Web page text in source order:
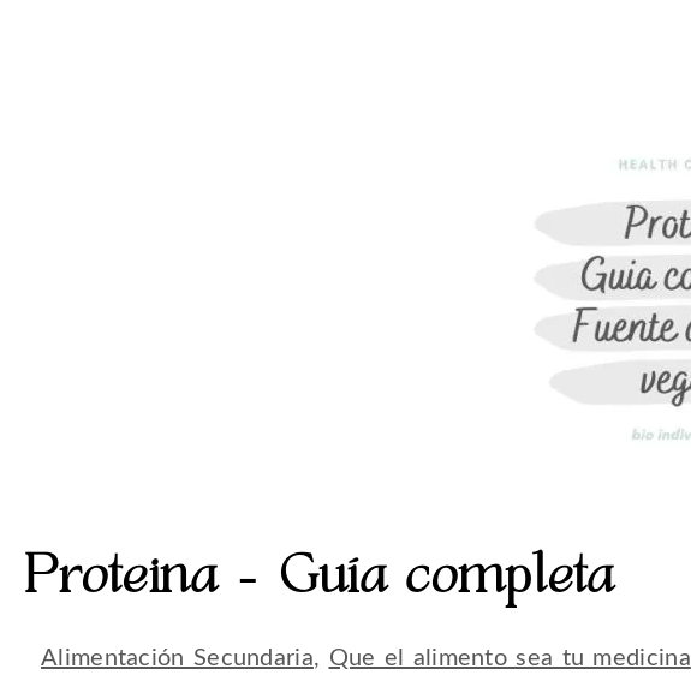
Proteina – Guía completa
Alimentación Secundaria, Que el alimento sea tu medicina